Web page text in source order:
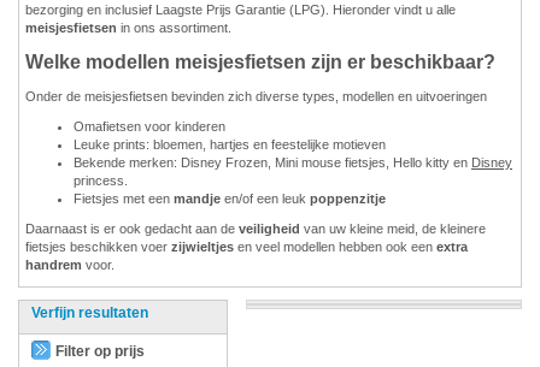
bezorging en inclusief Laagste Prijs Garantie (LPG). Hieronder vindt u alle
meisjesfietsen in ons assortiment.
Welke modellen meisjesfietsen zijn er beschikbaar?
Onder de meisjesfietsen bevinden zich diverse types, modellen en uitvoeringen
Omafietsen voor kinderen
Leuke prints: bloemen, hartjes en feestelijke motieven
Bekende merken: Disney Frozen, Mini mouse fietsjes, Hello kitty en Disney
princess.
Fietsjes met een mandje en/of een leuk poppenzitje
Daarnaast is er ook gedacht aan de veiligheid van uw kleine meid, de kleinere
fietsjes beschikken voer zijwieltjes en veel modellen hebben ook een extra
handrem voor.
Verfijn resultaten
Filter op prijs